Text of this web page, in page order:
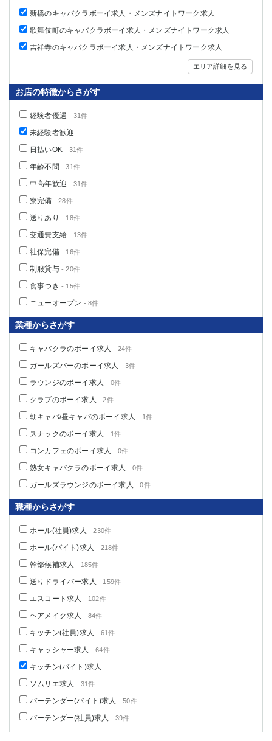
新橋のキャバクラボーイ求人・メンズナイトワーク求人
歌舞伎町のキャバクラボーイ求人・メンズナイトワーク求人
吉祥寺のキャバクラボーイ求人・メンズナイトワーク求人
エリア詳細を見る
お店の特徴からさがす
経験者優遇 - 31件
未経験者歓迎
日払いOK - 31件
年齢不問 - 31件
中高年歓迎 - 31件
寮完備 - 28件
送りあり - 18件
交通費支給 - 13件
社保完備- 16件
制服貸与- 20件
食事つき - 15件
ニューオープン - 8件
業種からさがす
キャバクラのボーイ求人 - 24件
ガールズバーのボーイ求人 - 3件
ラウンジのボーイ求人 - 0件
クラブのボーイ求人 - 2件
朝キャバ/昼キャバのボーイ求人 - 1件
スナックのボーイ求人 - 1件
コンカフェのボーイ求人 - 0件
熟女キャバクラのボーイ求人 - 0件
ガールズラウンジのボーイ求人 - 0件
職種からさがす
ホール(社員)求人 - 230件
ホール(バイト)求人 - 218件
幹部候補求人 - 185件
送りドライバー求人 - 159件
エスコート求人 - 102件
ヘアメイク求人 - 84件
キッチン(社員)求人 - 61件
キャッシャー求人 - 64件
キッチン(バイト)求人
ソムリエ求人 - 31件
バーテンダー(バイト)求人 - 50件
バーテンダー(社員)求人 - 39件